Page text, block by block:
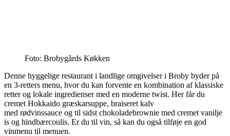
Foto: Brobygårds Køkken
Denne hyggelige restaurant i landlige omgivelser i Broby byder på
en 3-retters menu, hvor du kan forvente en kombination af klassiske
retter og lokale ingredienser med en moderne twist. Her får du
cremet Hokkaido græskarsuppe, braiseret kalv
med rødvinssauce og til sidst chokoladebrownie med cremet vanilje
is og hindbærcoulis. Er du til vin, så kan du også tilføje en god
vinmenu til menuen.